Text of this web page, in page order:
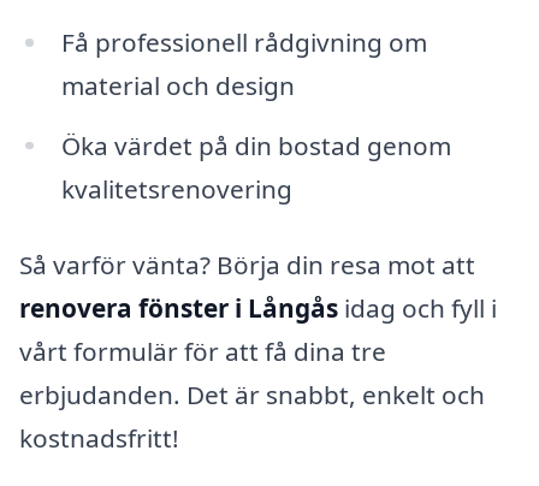
Få professionell rådgivning om
material och design
Öka värdet på din bostad genom
kvalitetsrenovering
Så varför vänta? Börja din resa mot att
renovera fönster i Långås idag och fyll i
vårt formulär för att få dina tre
erbjudanden. Det är snabbt, enkelt och
kostnadsfritt!